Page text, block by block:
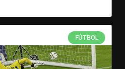
FÚTBOL